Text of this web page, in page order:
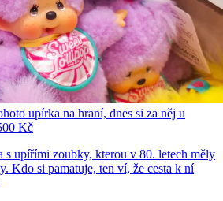
upírka na hraní, dnes si za něj u
Kč
s upířími zoubky, kterou v 80. letech měly
Kdo si pamatuje, ten ví, že cesta k ní